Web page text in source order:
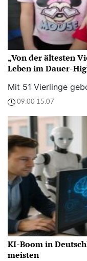
„Von der ältesten
Leben im Dauer-
Mit 51 Vierlinge
09:00 15.07
KI-Boom in
meisten